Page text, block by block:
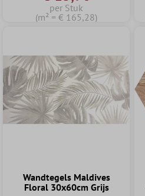
per Stuk
(m² = € 165,28)
Wandtegels Maldives
Floral 30x60cm Grijs